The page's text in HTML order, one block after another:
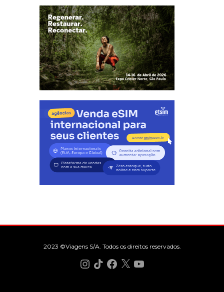
2023 ©Viagens S/A. Todos os direitos reservados.
Instagram
TikTokFacebook
X YouTube